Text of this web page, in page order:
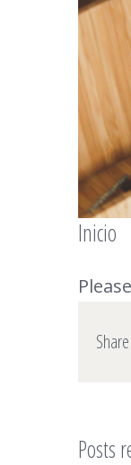
Inicio
Posts